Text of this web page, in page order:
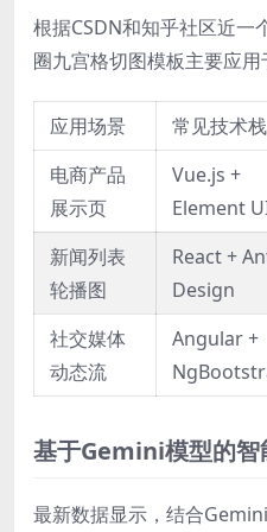
根据CSDN和知乎社区近一
圈九宫格切图模板主要应用
应用场景 常见技术栈
电商产品
展示页
Vue.js +
Element
新闻列表
轮播图
React +
Design
社交媒体
动态流
Angular +
基于Gemini模型的智
最新数据显示，结合